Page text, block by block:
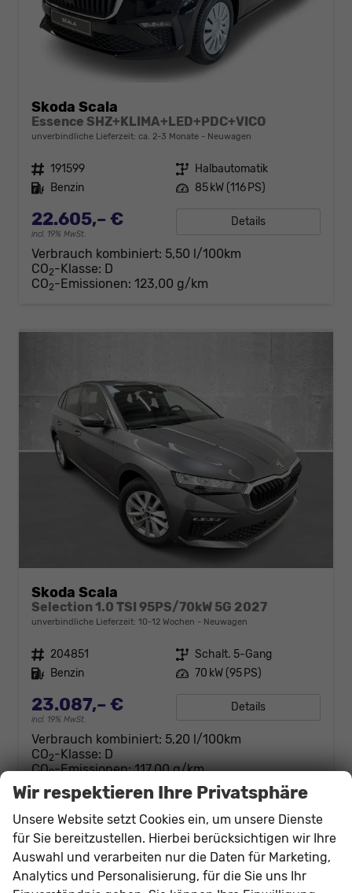
Skoda Scala
Essence SHZ+KLIMA+LED+PDC+VICO
unverbindliche Lieferzeit: ca. 2-3 Monate Neuwagen
Fahrzeugnr. 191599 Getriebe Halbautomatik
Kraftstoff Benzin Leistung 85 kW (116 PS)
22.605,– €
incl. 19% MwSt.
Details
Verbrauch kombiniert: 5,50 l/100km
CO2-Klasse: D
CO2-Emissionen: 123,00 g/km
Skoda Scala
Selection 1.0 TSI 95PS/70kW 5G 2027
unverbindliche Lieferzeit: 10-12 Wochen Neuwagen
Fahrzeugnr. 204851 Getriebe Schalt. 5-Gang
Kraftstoff Benzin Leistung 70 kW (95 PS)
23.087,– €
incl. 19% MwSt.
Details
Verbrauch kombiniert: 5,20 l/100km
CO2-Klasse: D
CO2-Emissionen:117,00 g/km
Wir respektieren Ihre Privatsphäre
Unsere Website setzt Cookies ein, um unsere Dienste
für Sie bereitzustellen. Hierbei berücksichtigen wir Ihre
Auswahl und verarbeiten nur die Daten für Marketing,
Analytics und Personalisierung, für die Sie uns Ihr